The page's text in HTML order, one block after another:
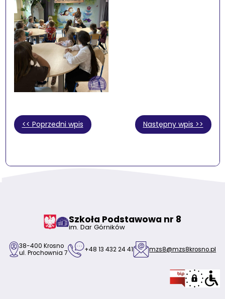
<< Poprzedni wpis Następny wpis >>
Szkoła Podstawowa nr 8
im. Dar Górników
38-400 Krosno
ul. Prochownia 7
+48 13 432 24 41 mzs8@mzs8krosno.pl